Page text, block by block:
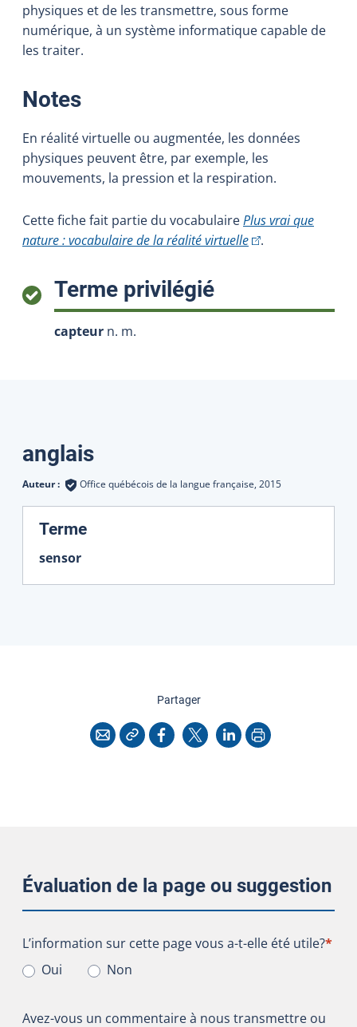
physiques et de les transmettre, sous forme
numérique, à un système informatique capable de
les traiter.
Notes:
En réalité virtuelle ou augmentée, les données
physiques peuvent être, par exemple, les
mouvements, la pression et la respiration.
Cette fiche fait partie du vocabulairePlus vrai que
nature : vocabulaire de la réalité virtuelle(Cet hyperlien
.
Terme privilégié:
capteur n. m.
Traductions
anglais
Auteur : Office québécois de la langue française, 2015
Terme:
sensor
Partagercette page
CourrielCopier l'adresse
Facebook
X LinkedInImprimer
Évaluation de la page ou suggestion
L’information sur cette page vous a-t-elle été utile?
L’information sur cette page vous a-t-elle été utile?*
Oui
Non
Avez-vous un commentaire à nous transmettre ou